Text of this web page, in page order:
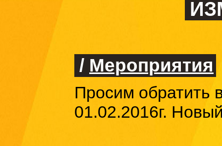
/ Мероприятия
Просим обратить
01.02.2016г.